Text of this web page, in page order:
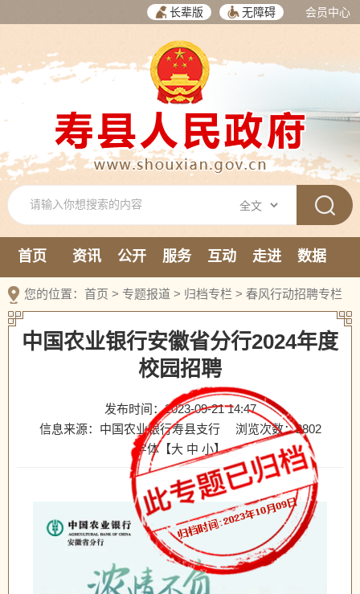
长辈版 无障碍 会员中心
首页 资讯 公开 服务 互动 走进
数据
新媒体
您的位置： 首页 > 专题报道 > 归档专栏 > 春风行动招聘专栏
中国农业银行安徽省分行2024年度
校园招聘
发布时间：2023-09-21 14:47
信息来源：中国农业银行寿县支行
浏览次数：2802
字体【大 中 小】